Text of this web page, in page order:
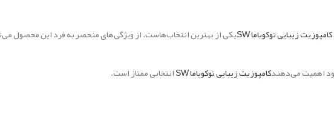
کامپوزیت زیبایی توکویاما SW یکی از بهترین انتخاب‌هاست. از ویژگی‌های منحصر به فرد این محصول
اهمیت می‌دهندکامپوزیت زیبایی توکویاما SW
انتخابی ممتاز است.